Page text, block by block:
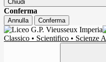
Chiudi
Conferma
Annulla Conferma
Classico • Scientifico • Scienze